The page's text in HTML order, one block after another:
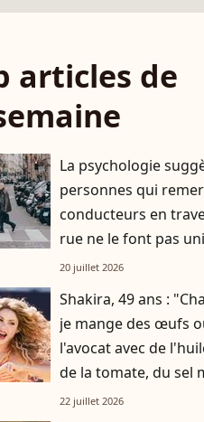
articles de
La psychologie
personnes qui
conducteurs en
rue ne le font pas
par gratitude
20 juillet 2026
Shakira, 49 ans :
je mange des œufs
l'avocat avec de
de la tomate, du sel
smoothie"
22 juillet 2026